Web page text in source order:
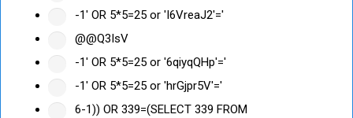
-1' OR 5*5=25 or 'I6VreaJ2'='
@@Q3IsV
-1' OR 5*5=25 or '6qiyqQHp'='
-1' OR 5*5=25 or 'hrGjpr5V'='
6-1)) OR 339=(SELECT 339 FROM